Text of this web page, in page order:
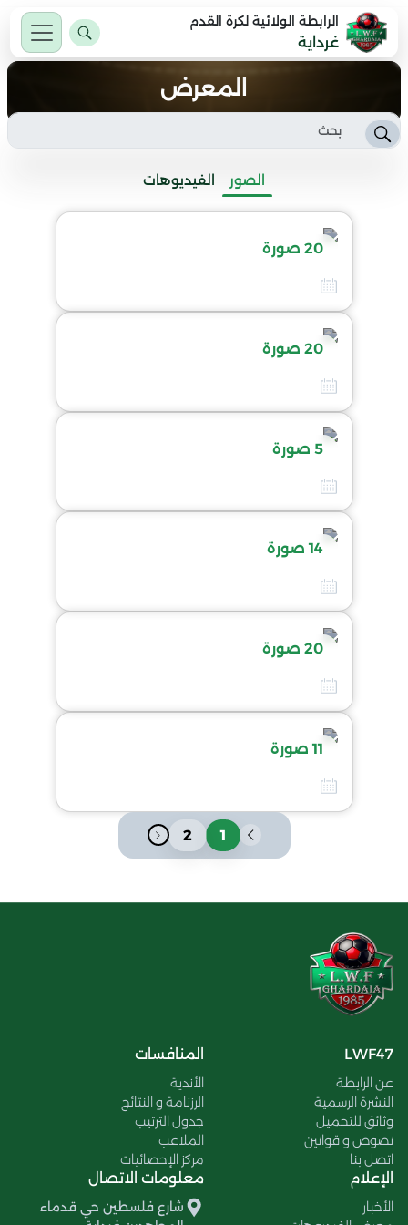
الرابطة الولائية لكرة القدم
غرداية
المعرض
الصور الفيديوهات
20 صورة
20 صورة
5 صورة
14 صورة
20 صورة
11 صورة
1
2
LWF47
عن الرابطة
النشرة الرسمية
وثائق للتحميل
نصوص و قوانين
اتصل بنا
المنافسات
الأندية
الرزنامة و النتائج
جدول الترتيب
الملاعب
مركز الإحصائيات
الإعلام
الأخبار
معلومات الاتصال
شارع فلسطين حي قدماء